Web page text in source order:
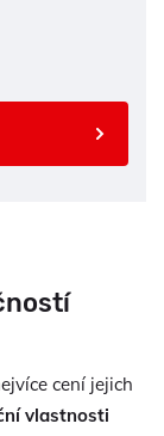
cení jejich
vlastnosti